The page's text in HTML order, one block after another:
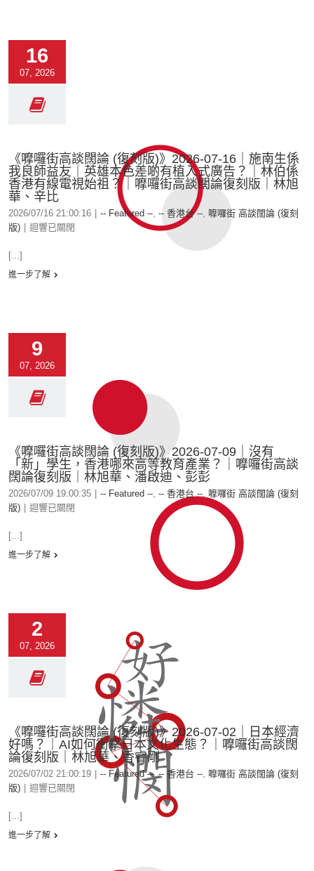
16
07, 2026
《嚤囉街高談闊論 (復刻版)》2026-07-16｜施南生係
我良師益友｜英雄本色差啲有植入式廣告？｜林伯係
香港有線電視始祖？｜嚤囉街高談闊論復刻版｜林旭
華、辛比
2026/07/16 21:00:16 -- Featured --, -- 香港台 --, 嚤囉街 高談闊論 (復刻
版)
迴響已關閉
[...]
進一步了解
9
07, 2026
《嚤囉街高談闊論 (復刻版)》2026-07-09｜沒有
「新」學生，香港哪來高等教育產業？｜嚤囉街高談
闊論復刻版｜林旭華、潘啟迪、彭彭
2026/07/09 19:00:35 -- Featured --, -- 香港台 --, 嚤囉街 高談闊論 (復刻
版)
迴響已關閉
[...]
進一步了解
2
07, 2026
《嚤囉街高談闊論 (復刻版)》2026-07-02｜日本經濟
好嗎？｜AI如何衝擊日本文化生態？｜嚤囉街高談闊
論復刻版｜林旭華、香睿剛
2026/07/02 21:00:19 -- Featured --,-- 香港台 --, 嚤囉街 高談闊論 (復刻
版)
迴響已關閉
[...]
進一步了解